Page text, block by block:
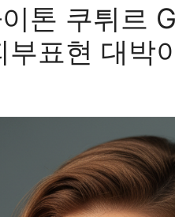
톤 쿠튀르
부표현 대박